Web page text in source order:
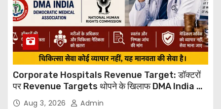
Corporate Hospitals Revenue Target: डॉक्टरों
पर Revenue Targets थोपने के खिलाफ DMA India का
बड़ा कदम, NHRC से Suo Motu जांच की मांग
Aug 3, 2026 Admin